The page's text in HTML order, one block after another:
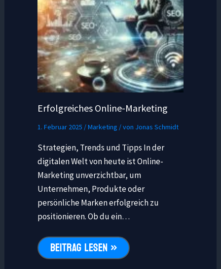
Erfolgreiches Online-Marketing
1. Februar 2025 /Marketing / von Jonas Schmidt
Strategien, Trends und Tipps In der
digitalen Welt von heute ist Online-
Marketing unverzichtbar, um
Unternehmen, Produkte oder
persönliche Marken erfolgreich zu
positionieren. Ob du ein…
BEITRAG LESEN »